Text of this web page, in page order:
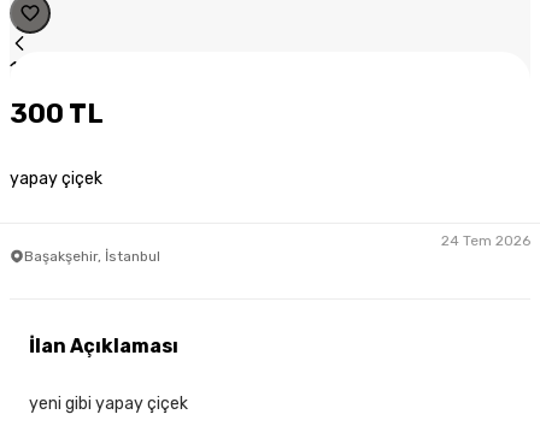
1
300 TL
yapay çiçek
Başakşehir, İstanbul
24 Tem 2026
İlan Açıklaması
yeni gibi yapay çiçek